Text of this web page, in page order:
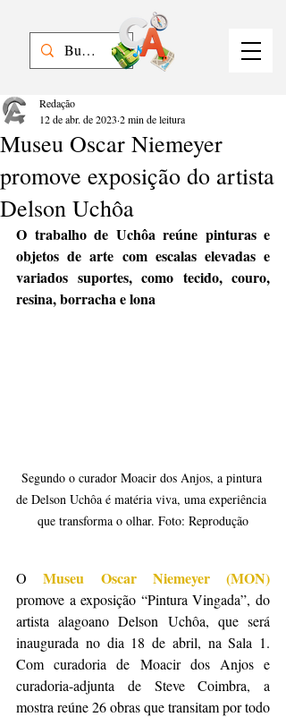
Museu Oscar Niemeyer
promove exposição do artista
Delson Uchôa
Redação
12 de abr. de 2023 2 min de leitura
O trabalho de Uchôa reúne pinturas e
objetos de arte com escalas elevadas e
variados suportes, como tecido, couro,
resina, borracha e lona
Segundo o curador Moacir dos Anjos, a pintura
de Delson Uchôa é matéria viva, uma experiência
que transforma o olhar. Foto: Reprodução
O Museu Oscar Niemeyer (MON)
promove a exposição “Pintura Vingada”, do
artista alagoano Delson Uchôa, que será
inaugurada no dia 18 de abril, na Sala 1.
Com curadoria de Moacir dos Anjos e
curadoria-adjunta de Steve Coimbra, a
mostra reúne 26 obras que transitam por todo